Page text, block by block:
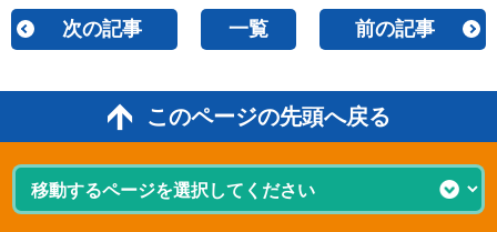
次の記事 一覧 前の記事
このページの先頭へ戻る